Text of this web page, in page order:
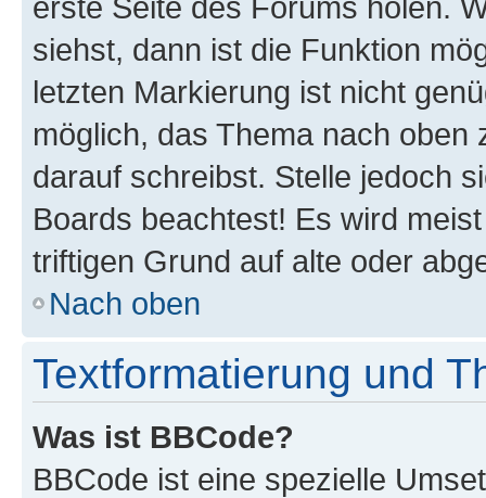
siehst, dann ist die Funktion
letzten Markierung ist nicht
möglich, das Thema nach oben
darauf schreibst. Stelle jedoch
Boards beachtest! Es wird
triftigen Grund auf alte oder
Nach oben
Textformatierung und
Was ist BBCode?
BBCode ist eine spezielle